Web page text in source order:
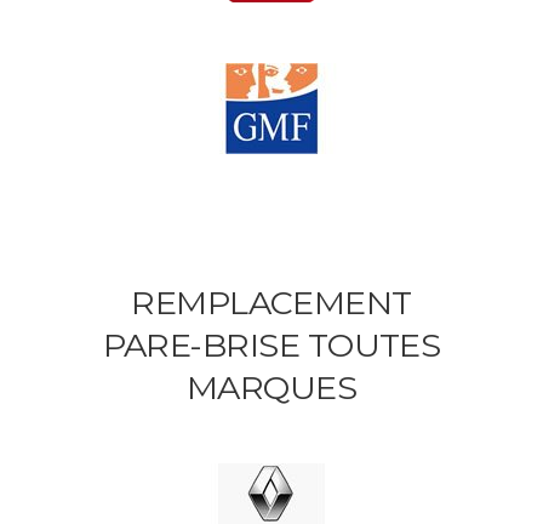
REMPLACEMENT
PARE-BRISE TOUTES
MARQUES